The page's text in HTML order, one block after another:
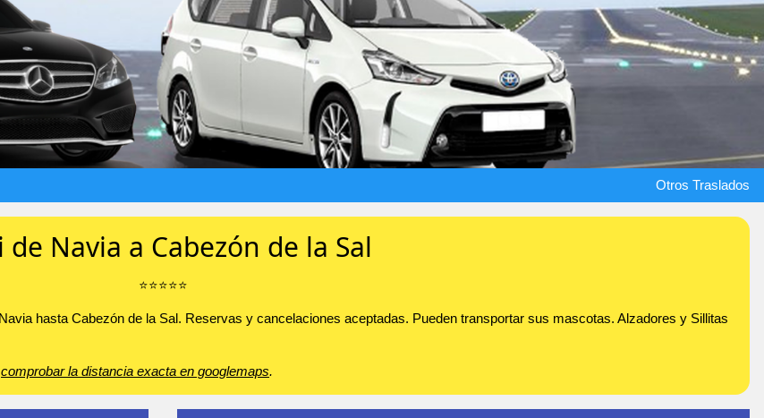
Otros Traslados
de Navia a Cabezón de la Sal
⭐️⭐️⭐️⭐️⭐️
hasta Cabezón de la Sal. Reservas y cancelaciones aceptadas. Pueden transportar sus mascotas. Alzadores y Sillitas
comprobar la distancia exacta en googlemaps.